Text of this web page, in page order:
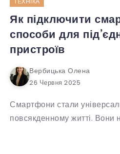
Як підключити
способи для
пристроїв
Вербицька Олена
26 Червня 2025
Смартфони стали
повсякденному житті. Вони